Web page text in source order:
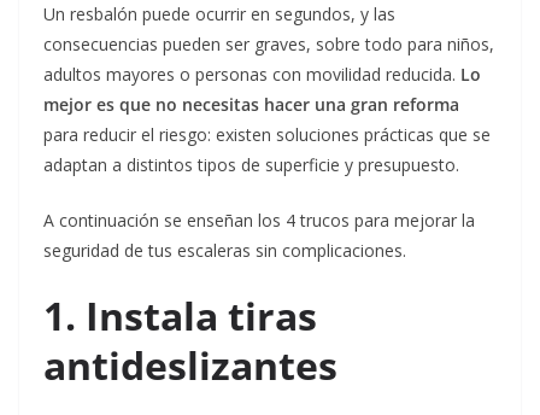
Un resbalón puede ocurrir en segundos, y las
consecuencias pueden ser graves, sobre todo para niños,
adultos mayores o personas con movilidad reducida. Lo
mejor es que no necesitas hacer una gran reforma
para reducir el riesgo: existen soluciones prácticas que se
adaptan a distintos tipos de superficie y presupuesto.
A continuación se enseñan los 4 trucos para mejorar la
seguridad de tus escaleras sin complicaciones.
1. Instala tiras
antideslizantes